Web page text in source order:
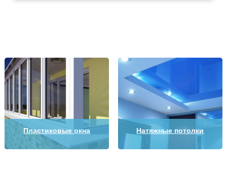
Пластиковые окна Натяжные потолки